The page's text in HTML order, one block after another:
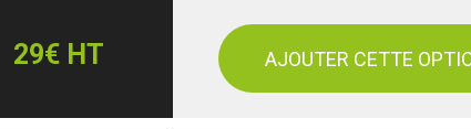
29€ HT